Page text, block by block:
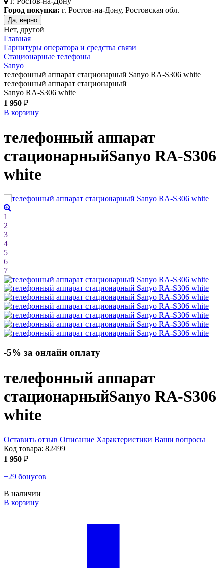
Город покупки: г. Ростов-на-Дону, Ростовская обл.
Да, верно
Нет, другой
Главная
Гарнитуры оператора и средства связи
Стационарные телефоны
Sanyo
телефонный аппарат стационарный Sanyo RA-S306 white
телефонный аппарат стационарный
Sanyo RA-S306 white
1 950 ₽
В корзину
телефонный аппарат
стационарныйSanyo RA-S306
white
1
2
3
4
5
6
7
-5% за онлайн оплату
телефонный аппарат
стационарныйSanyo RA-S306
white
Оставить отзыв Описание Характеристики Ваши вопросы
Код товара: 82499
1 950 ₽
+29 бонусов
В наличии
В корзину